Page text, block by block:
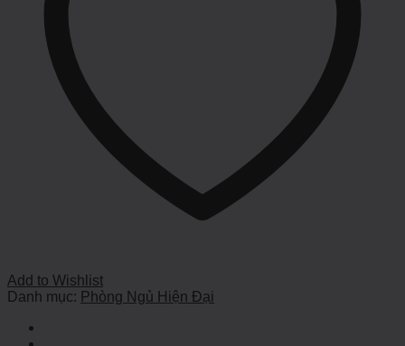
Add to Wishlist
Danh mục: Phòng Ngủ Hiện Đại